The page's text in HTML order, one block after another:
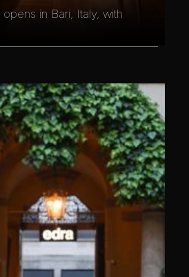
in Bari, Italy, with